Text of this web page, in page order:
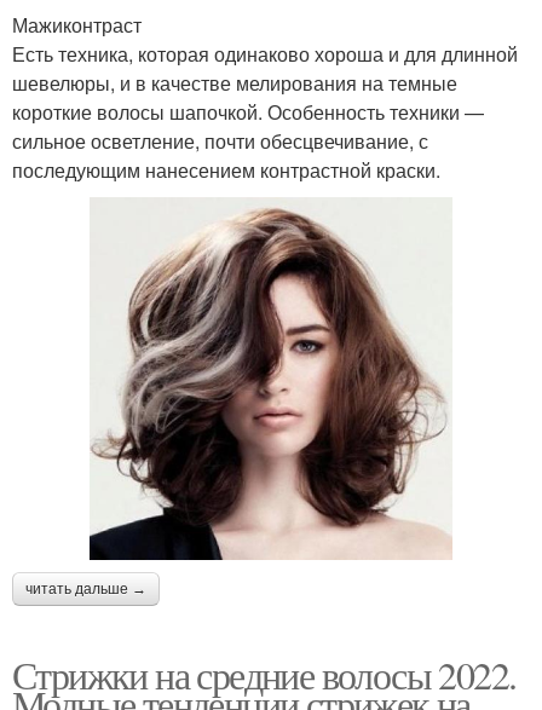
Мажиконтраст
Есть техника, которая одинаково хороша и для длинной
шевелюры, и в качестве мелирования на темные
короткие волосы шапочкой. Особенность техники —
сильное осветление, почти обесцвечивание, с
последующим нанесением контрастной краски.
читать дальше →
Стрижки на средние волосы 2022.